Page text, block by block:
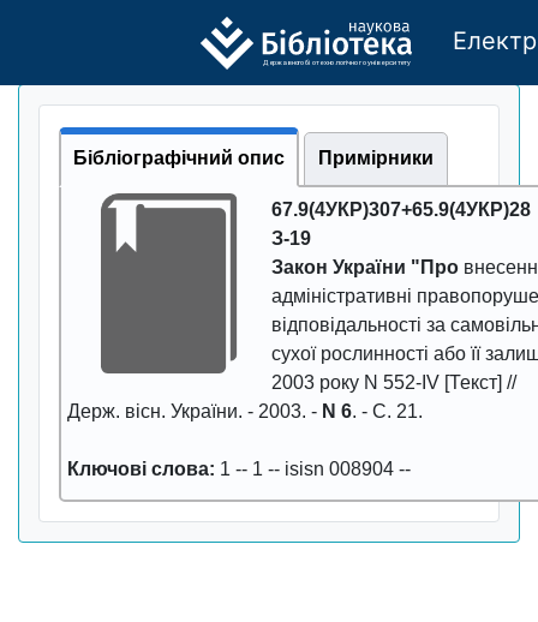
Державного бі отехно логічно го універси тету
Бібліографічний опис Примірники
67.9(4УКР)307+65.9(4УКР)28
З-19
Закон Укpаїни "Пpо
адмiнiстpативнi
вiдповiдальностi за
сухої pослинностi або її
2003 pоку N 552-IV [Текст] //
Деpж. вiсн. Укpаїни. - 2003. - N 6. - С. 21.
Ключові слова: 1 -- 1 -- isisn 008904 --